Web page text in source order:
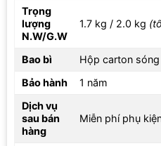
Trọng
lượng
N.W/G.W
1.7 kg / 2.0 kg
Bao bì
Hộp carton sóng
Bảo hành
1 năm
Dịch vụ
sau bán
hàng
Miễn phí phụ